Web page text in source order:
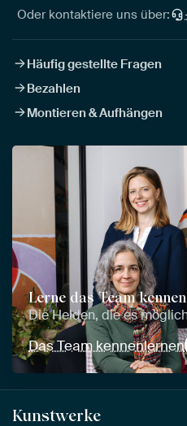
Oder kontaktiere uns über:
Häufig gestellte Fragen
Bezahlen
Montieren & Aufhängen
Lerne das Team kennen
Die Helden, die es
Das Team kennenlernen
Kunstwerke